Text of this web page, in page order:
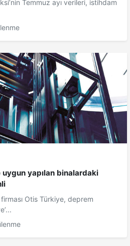
Temmuz ayı verileri, istihdam
yapılan binalardaki
Otis Türkiye, deprem